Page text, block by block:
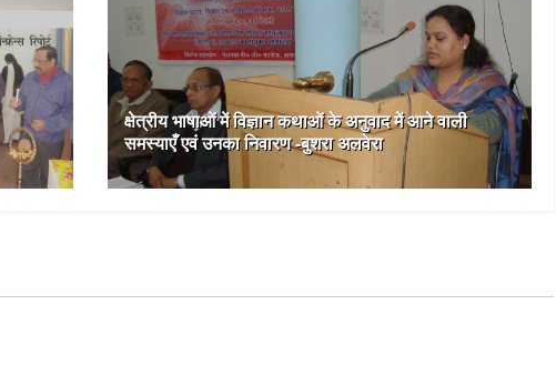
क्षेत्रीय भाषाओं में विज्ञान कथाओं के अनुवाद में आने वाली
समस्याएँ एवं उनका निवारण -बुशरा अलवेरा